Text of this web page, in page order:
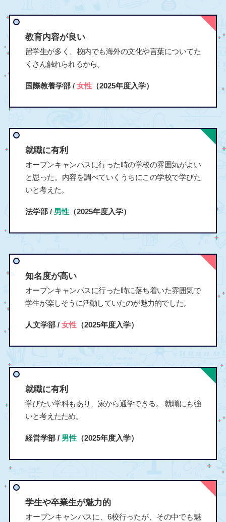
教育内容が良い
留学生が多く、校内でも海外の文化や言葉についてた
くさん触れられるから。
国際教養学部 / 女性（2025年度入学）
就職に有利
オープンキャンパスに行った時の学校の雰囲気がよい
と思った。内容を調べていくうちにこの学校で学びた
いと考えた。
法学部 / 男性（2025年度入学）
知名度が高い
オープンキャンパスに行った時に落ち着いた雰囲気で
学生が楽しそうに活動していたのが魅力的でした。
人文学部 / 女性（2025年度入学）
就職に有利
学びたい学科もあり、家から通学できる。 就職にも強
いと考えたため。
経営学部 / 男性（2025年度入学）
学生や卒業生が魅力的
オープンキャンパスに、6校行ったが、その中でも魅